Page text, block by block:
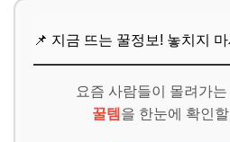
📌 지금 뜨는 꿀정보! 놓치지
요즘 사람들이 몰려가
꿀템 을 한눈에 확인